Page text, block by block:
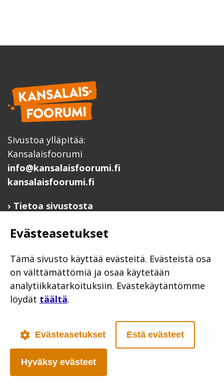
Sivustoa ylläpitää:
Kansalaisfoorumi
info@kansalaisfoorumi.fi
kansalaisfoorumi.fi
Tietoa sivustosta
Ilmoita järjestösi järjestöhakemistoon
Järjestötietäjä-testi
Anna palautetta
Saavutettavuusseloste
Evästekäytännöt
Poutapilvi web design
Evästeasetukset
Tämä sivusto käyttää evästeitä. Evästeistä osa
on välttämättömiä ja osaa käytetään
analytiikkatarkoituksiin. Evästekäytäntömme
löydät täältä.
Evästeasetukset Estä evästeet
Hyväksy evästeet